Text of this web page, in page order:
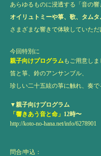
あらゆるものに浸透する「音の響
オイリュトミーや箏、歌、タム
さまざまな響きで体験していただ
今回特別に
親子向けプログラム もご用意しま
笛と箏、鈴のアンサンブル、
珍しい二十五絃の箏に触れ、奏で
▼親子向けプログラム
「響きあう音と命」 12時〜
http://koto-no-hana.net/info/6278901
問合/申込：